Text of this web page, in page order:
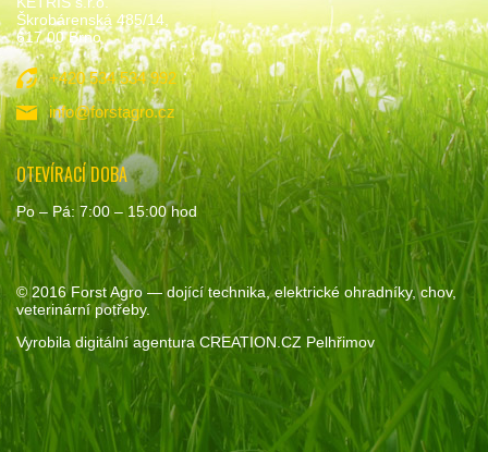
Škrobárenská 485/14,
617 00 Brno
+420 534 534 992
info@forstagro.cz
OTEVÍRACÍ DOBA
Po – Pá: 7:00 – 15:00 hod
© 2016Forst Agro— dojící technika, elektrické ohradníky, chov,
veterinární potřeby.
Vyrobila digitální agentura CREATION.CZ Pelhřimov